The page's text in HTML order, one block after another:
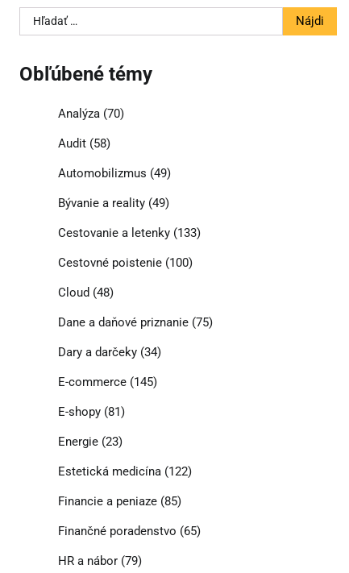
Hľadať:
Obľúbené témy
Analýza(70)
Audit(58)
Automobilizmus (49)
Bývanie a reality(49)
Cestovanie a letenky(133)
Cestovné poistenie(100)
Cloud (48)
Dane a daňové priznanie(75)
Dary a darčeky(34)
E-commerce(145)
E-shopy(81)
Energie(23)
Estetická medicína(122)
Financie a peniaze(85)
Finančné poradenstvo (65)
HR a nábor(79)